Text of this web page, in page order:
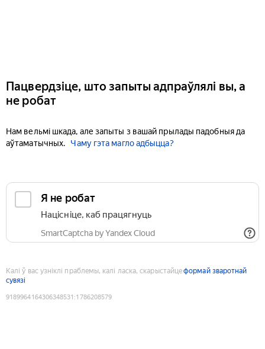
Пацвердзіце, што запыты адпраўлялі вы, а
не робат
Нам вельмі шкада, але запыты з вашай прылады падобныя да
аўтаматычных.
Чаму гэта магло адбыцца?
Я не робат
Націсніце, каб працягнуць
SmartCaptcha by Yandex Cloud
Калі ў вас узніклі праблемы, калі ласка, скарыстайцеформай зваротнай
сувязі
9189964164306348531 :1786208579